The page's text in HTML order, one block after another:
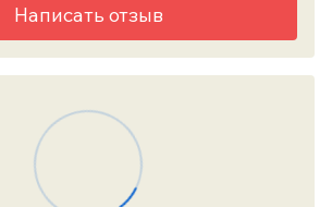
Написать отзыв